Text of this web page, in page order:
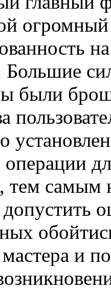
Большие
были
тем самым
и